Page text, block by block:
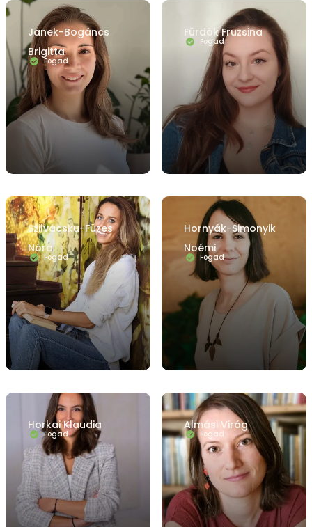
Janek-Bogáncs
Brigitta
Fogad
Fürdök Fruzsina
Fogad
Szilvácsku-Füzes
Nóra
Fogad
Hornyák-Simonyik
Noémi
Fogad
Horkai Klaudia
Fogad
Almási Virág
Fogad